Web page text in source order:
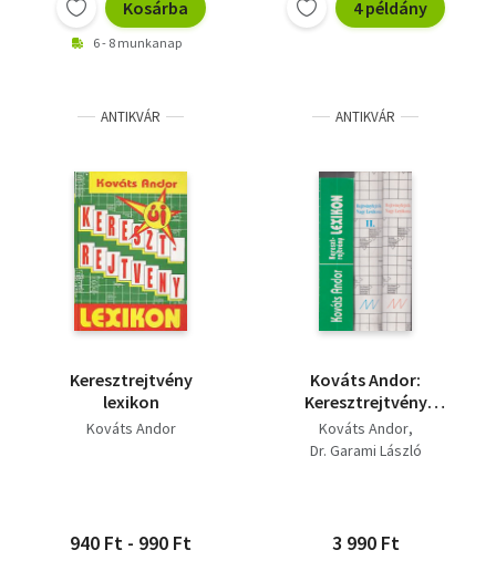
Kosárba
6 - 8 munkanap
4 példány
ANTIKVÁR
Keresztrejtvény
lexikon
Kováts Andor
940 Ft - 990 Ft
ANTIKVÁR
Kováts Andor:
Keresztrejtvény
lexikon + Dr. Garami
László: Rejtvényfejtők
Kováts Andor
Dr. Garami László
3 990 Ft